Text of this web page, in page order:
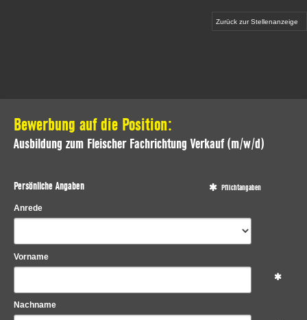
Zurück zur Stellenanzeige
Bewerbung auf die Position:
Ausbildung zum Fleischer Fachrichtung Verkauf (m/w/d)
Persönliche Angaben Pflichtangaben
Anrede
Vorname
Nachname